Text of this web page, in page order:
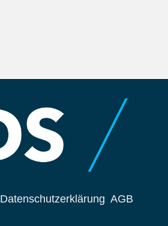
Datenschutzerklärung AGB